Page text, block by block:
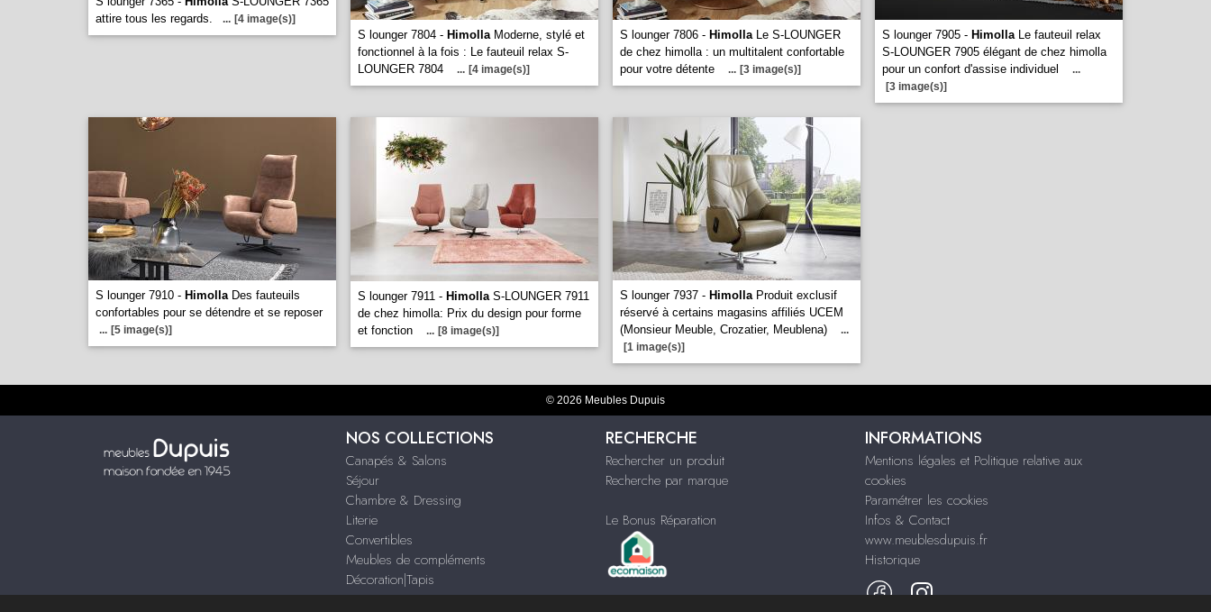
attire tous les regards.
... [4 image(s)]
S lounger 7804 - HimollaModerne, stylé et
fonctionnel à la fois : Le fauteuil relax S-
LOUNGER 7804
... [4 image(s)]
S lounger 7806 - HimollaLe S-LOUNGER
de chez himolla : un multitalent confortable
pour votre détente
... [3 image(s)]
S lounger 7905 - HimollaLe fauteuil relax
S-LOUNGER 7905 élégant de chez himolla
pour un confort d'assise individuel
...
[3 image(s)]
S lounger 7910 - HimollaDes fauteuils
confortables pour se détendre et se reposer
... [5 image(s)]
S lounger 7911 - HimollaS-LOUNGER 7911
de chez himolla: Prix du design pour forme
et fonction
... [8 image(s)]
S lounger 7937 - HimollaProduit exclusif
réservé à certains magasins affiliés UCEM
(Monsieur Meuble, Crozatier, Meublena)
...
[1 image(s)]
© 2026 Meubles Dupuis
NOS COLLECTIONS
Canapés & Salons
Séjour
Chambre & Dressing
Literie
Convertibles
Meubles de compléments
Décoration|Tapis
RECHERCHE
Rechercher un produit
Recherche par marque
Le Bonus Réparation
INFORMATIONS
Mentions légales et Politique relative aux
cookies
Paramétrer les cookies
Infos & Contact
www.meublesdupuis.fr
Historique